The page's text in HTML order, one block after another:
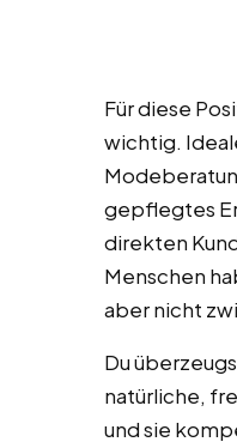
Für diese
wichtig.
gepflegtes
direkten
Menschen
aber nicht
Du
natürliche,
und sie